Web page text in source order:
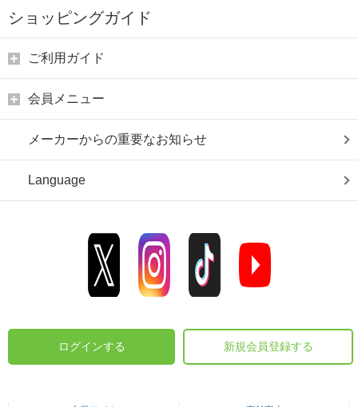
ショッピングガイド
ご利用ガイド
会員メニュー
メーカーからの重要なお知らせ
Language
ログインする 新規会員登録する